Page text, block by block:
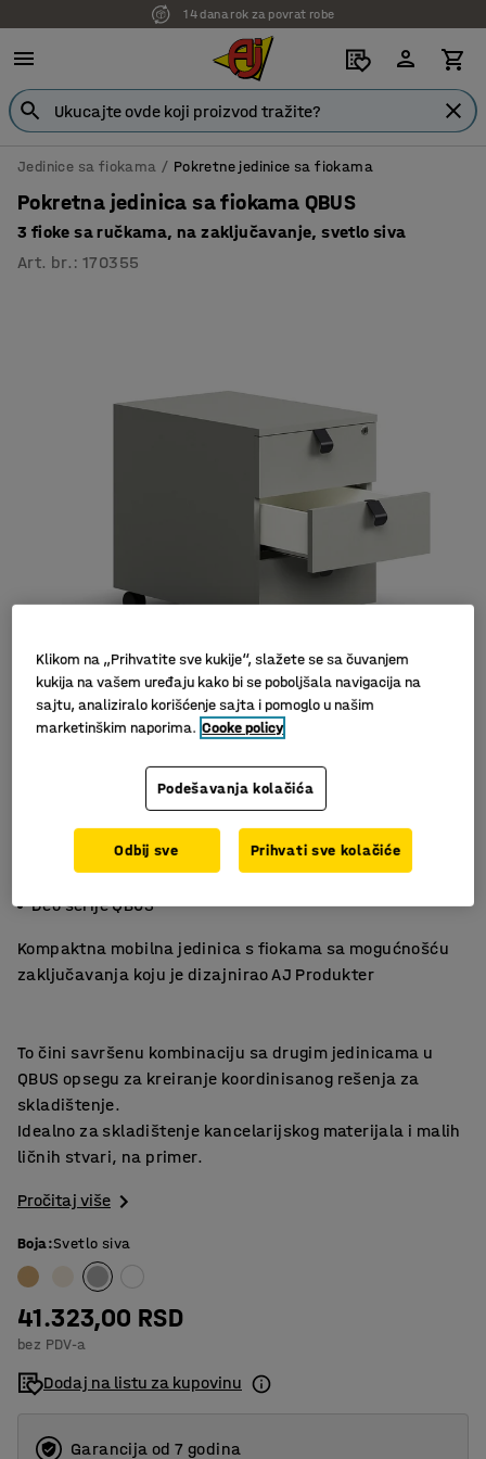
14 dana rok za povrat robe
Jedinice sa fiokama Pokretne jedinice sa fiokama
Pokretna jedinica sa fiokama QBUS
3 fioke sa ručkama, na zaključavanje, svetlo siva
Art. br. :170355
Centralno zaključavanje za sigurno skladištenje
Okretni točkovi olakšavaju kretanje
Deo serije QBUS
Kompaktna mobilna jedinica s fiokama sa mogućnošću
zaključavanja koju je dizajnirao AJ Produkter
To čini savršenu kombinaciju sa drugim jedinicama u
QBUS opsegu za kreiranje koordinisanog rešenja za
skladištenje.
Idealno za skladištenje kancelarijskog materijala i malih
ličnih stvari, na primer.
Pročitaj više
Boja:Svetlo siva
41.323,00 RSD
bez PDV-a
Dodaj na listu za kupovinu
Garancija od 7 godina
Klikom na „Prihvatite sve kukije“, slažete se sa čuvanjem
kukija na vašem uređaju kako bi se poboljšala navigacija na
sajtu, analiziralo korišćenje sajta i pomoglo u našim
marketinškim naporima. Cooke policy
Podešavanja kolačića
Odbij sve Prihvati sve kolačiće